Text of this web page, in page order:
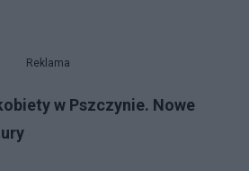
Reklama
w Pszczynie. Nowe